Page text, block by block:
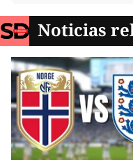
Noticias